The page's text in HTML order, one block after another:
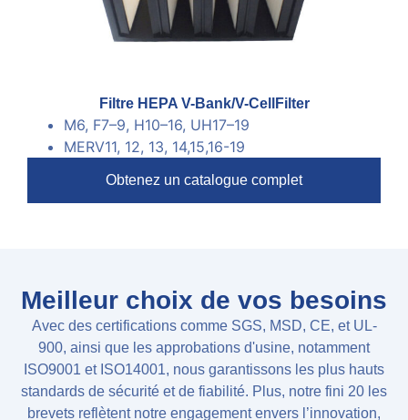
Filtre HEPA V-Bank/V-CellFilter
M6, F7–9, H10–16, UH17–19
MERV11, 12, 13, 14,15,16-19
Obtenez un catalogue complet
Meilleur choix de vos besoins
Avec des certifications comme SGS, MSD, CE, et UL-
900, ainsi que les approbations d'usine, notamment
ISO9001 et ISO14001, nous garantissons les plus hauts
standards de sécurité et de fiabilité. Plus, notre fini 20 les
brevets reflètent notre engagement envers l’innovation,